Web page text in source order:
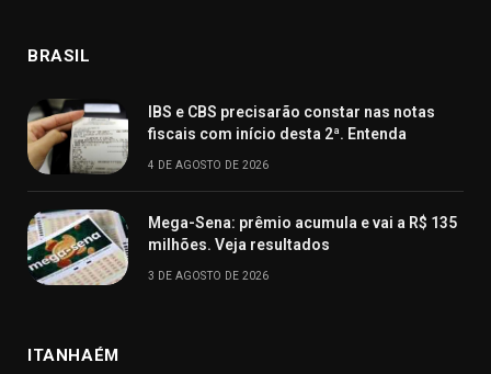
BRASIL
IBS e CBS precisarão constar nas notas
fiscais com início desta 2ª. Entenda
4 DE AGOSTO DE 2026
Mega-Sena: prêmio acumula e vai a R$ 135
milhões. Veja resultados
3 DE AGOSTO DE 2026
ITANHAÉM